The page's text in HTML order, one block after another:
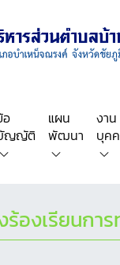
อ
ญญัติ
แผน
พัฒนา
งาน
บุค
องเรียนกา